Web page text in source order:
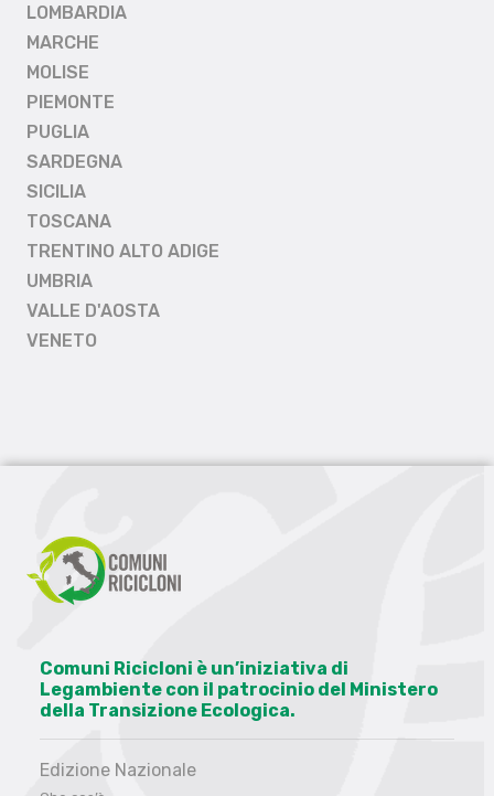
LOMBARDIA
MARCHE
MOLISE
PIEMONTE
PUGLIA
SARDEGNA
SICILIA
TOSCANA
TRENTINO ALTO ADIGE
UMBRIA
VALLE D'AOSTA
VENETO
Comuni Ricicloni è un’iniziativa di
Legambiente con il patrocinio del Ministero
della Transizione Ecologica.
Edizione Nazionale